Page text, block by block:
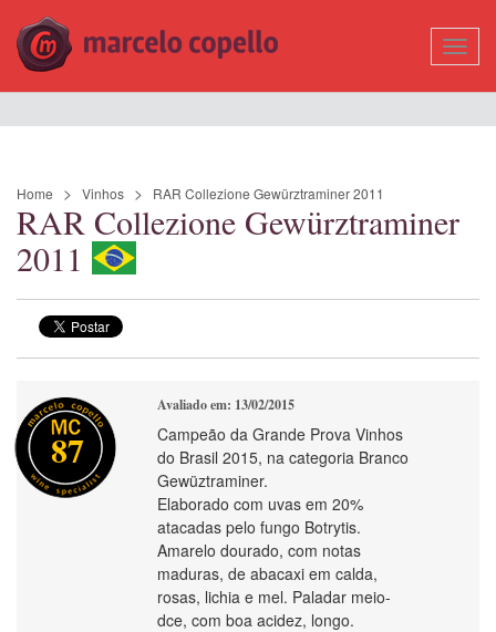
Home Vinhos RAR Collezione Gewürztraminer 2011
RAR Collezione Gewürztraminer
2011
87
Avaliado em: 13/02/2015
Campeão da Grande Prova Vinhos
do Brasil 2015, na categoria Branco
Gewüztraminer.
Elaborado com uvas em 20%
atacadas pelo fungo Botrytis.
Amarelo dourado, com notas
maduras, de abacaxi em calda,
rosas, lichia e mel. Paladar meio-
dce, com boa acidez, longo.